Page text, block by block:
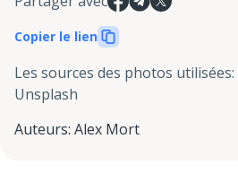
Copier le lien
Les sources des photos utilisées:
Unsplash
Auteurs: Alex Mort